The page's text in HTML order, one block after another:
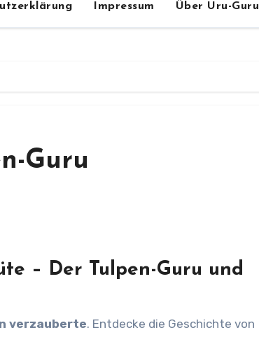
Impressum Über Uru-Guru
Guru
– Der Tulpen-Guru und
verzauberte. Entdecke die Geschichte von